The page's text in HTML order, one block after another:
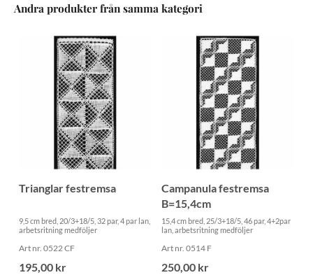
Andra produkter från samma kategori
Trianglar festremsa
9,5 cm bred, 20/3+18/5, 32 par, 4 par lan,
arbetsritning medföljer
Art nr. 0522 CF
195,00 kr
Campanula festremsa
B=15,4cm
15,4 cm bred, 25/3+18/5, 46 par, 4+2par
lan, arbetsritning medföljer
Art nr. 0514 F
250,00 kr